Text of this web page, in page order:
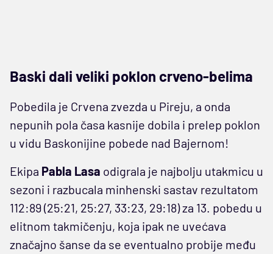
Baski dali veliki poklon crveno-belima
Pobedila je Crvena zvezda u Pireju, a onda
nepunih pola časa kasnije dobila i prelep poklon
u vidu Baskonijine pobede nad Bajernom!
Ekipa Pabla Lasa odigrala je najbolju utakmicu u
sezoni i razbucala minhenski sastav rezultatom
112:89 (25:21, 25:27, 33:23, 29:18) za 13. pobedu u
elitnom takmičenju, koja ipak ne uvećava
značajno šanse da se eventualno probije među